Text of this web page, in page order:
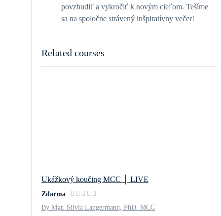
povzbudiť a vykročiť k novým cieľom. Tešíme
sa na spoločne strávený inšpiratívny večer!
Related courses
Ukážkový koučing MCC │ LIVE
Zdarma
By Mgr. Silvia Langermann, PhD. MCC